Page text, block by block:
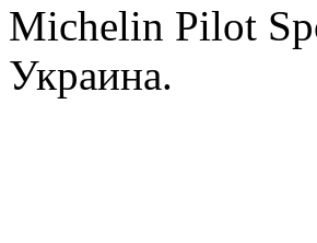
Michelin Pilot
Украина.